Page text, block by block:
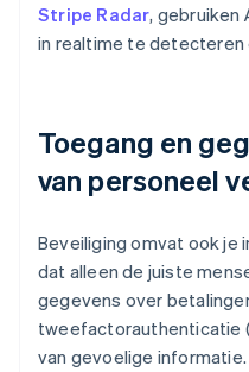
Stripe Radar, gebruiken
in realtime te detecteren
Toegang en
van personeel
Beveiliging omvat ook je
dat alleen de juiste
gegevens over
tweefactorauthenticatie
van gevoelige